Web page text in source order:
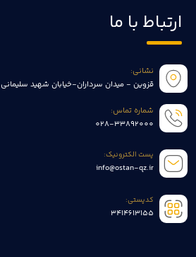
ارتباط با ما
نشانی:
قزوین - میدان سرداران-خیابان شهید سلیمانی
شماره تماس:
028-33892000
پست الکترونیک:
info@ostan-qz.ir
کدپستی:
3414613155